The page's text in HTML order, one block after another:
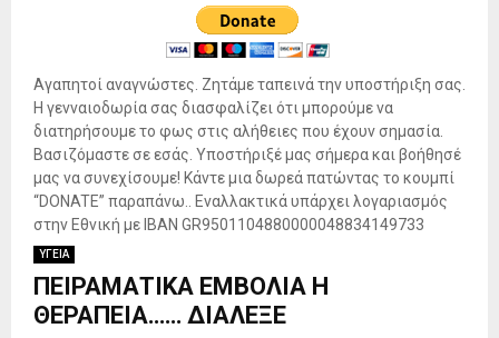
Αγαπητοί αναγνώστες. Ζητάμε ταπεινά την υποστήριξη σας.
Η γενναιοδωρία σας διασφαλίζει ότι μπορούμε να
διατηρήσουμε το φως στις αλήθειες που έχουν σημασία.
Βασιζόμαστε σε εσάς. Υποστήριξέ μας σήμερα και βοήθησέ
μας να συνεχίσουμε! Κάντε μια δωρεά πατώντας το κουμπί
“DONATE” παραπάνω.. Εναλλακτικά υπάρχει λογαριασμός
στην Εθνική με IBAN GR9501104880000048834149733
ΥΓΕΙΑ
ΠΕΙΡΑΜΑΤΙΚΑ ΕΜΒΟΛΙΑ Η
ΘΕΡΑΠΕΙΑ…… ΔΙΑΛΕΞΕ